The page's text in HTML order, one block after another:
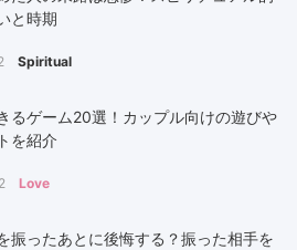
と時期
Spiritual
るゲーム20選！カップル向けの遊びや
を紹介
Love
振ったあとに後悔する？振った相手を